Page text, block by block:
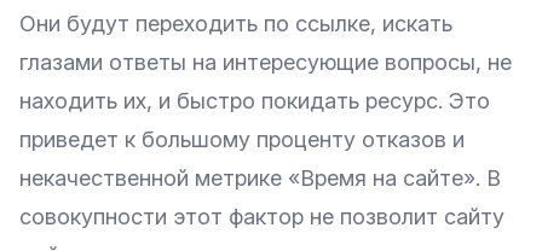
Они будут переходить по ссылке, искать
глазами ответы на интересующие вопросы, не
находить их, и быстро покидать ресурс. Это
приведет к большому проценту отказов и
некачественной метрике «Время на сайте». В
совокупности этот фактор не позволит сайту